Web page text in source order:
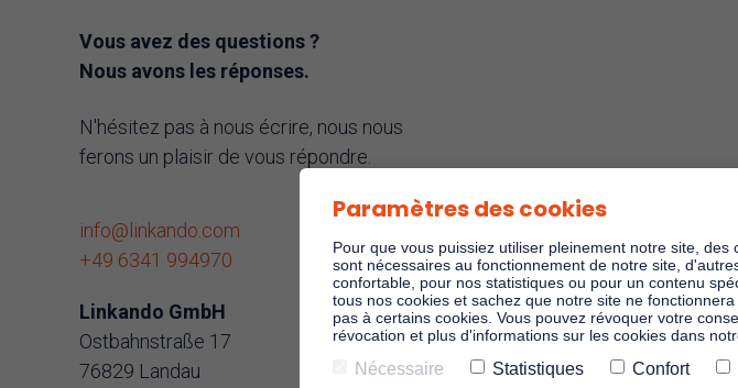
Vous avez des questions ?
Nous avons les réponses.
N'hésitez pas à nous écrire, nous nous
ferons un plaisir de vous répondre.
info@linkando.com
+49 6341 994970
Linkando GmbH
Ostbahnstraße 17
76829 Landau
Paramètres des cookies
Pour que vous puissiez utiliser pleinement notre site,
sont nécessaires au fonctionnement de notre site,
confortable, pour nos statistiques ou pour un contenu
tous nos cookies et sachez que notre site ne
pas à certains cookies. Vous pouvez révoquer votre
révocation et plus d'informations sur les cookies dans
Nécessaire Statistiques Confort